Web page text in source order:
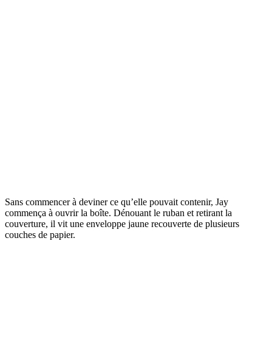
Sans commencer à deviner ce qu’elle pouvait contenir, Jay
commença à ouvrir la boîte. Dénouant le ruban et retirant la
couverture, il vit une enveloppe jaune recouverte de plusieurs
couches de papier.